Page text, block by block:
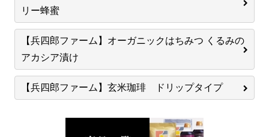
リー蜂蜜
【兵四郎ファーム】オーガニックはちみつ くるみの
アカシア漬け
【兵四郎ファーム】玄米珈琲 ドリップタイプ